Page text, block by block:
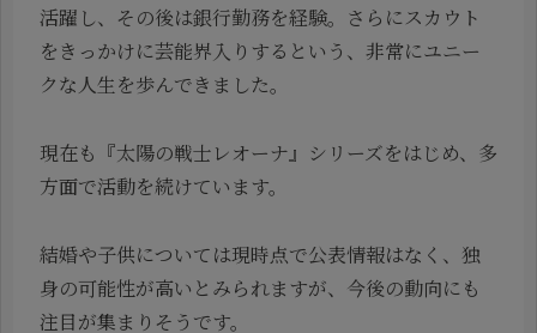
活躍し、その後は銀行勤務を経験。さらにスカウト
をきっかけに芸能界入りするという、非常にユニー
クな人生を歩んできました。
現在も『太陽の戦士レオーナ』シリーズをはじめ、多
方面で活動を続けています。
結婚や子供については現時点で公表情報はなく、独
身の可能性が高いとみられますが、今後の動向にも
注目が集まりそうです。